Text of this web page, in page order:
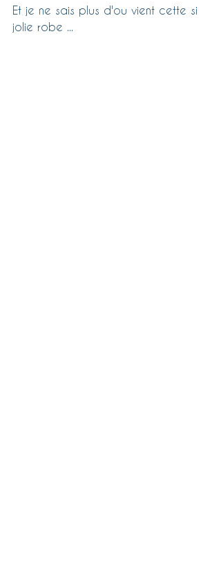
Et je ne sais plus d'ou vient cette si
jolie robe ...